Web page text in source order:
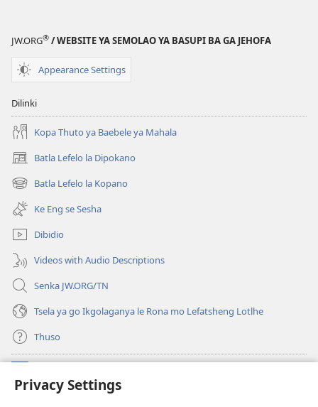
Privacy Settings
JW.ORG® / WEBSITE YA SEMOLAO YA BASUPI BA GA JEHOFA
Appearance Settings
Dilinki
Kopa Thuto ya Baebele ya Mahala
Batla Lefelo la Dipokano
(e
bula
tsebe
nngwe)
Batla Lefelo la Kopano
(e
bula
tsebe
e
nngwe)
Ke Eng se Sesha
Dibidio
Videos with Audio Descriptions
Senka JW.ORG/TN
Tsela ya go Ikgolaganya le Rona mo Lefatsheng Lotlhe
Thuso
(e
bula